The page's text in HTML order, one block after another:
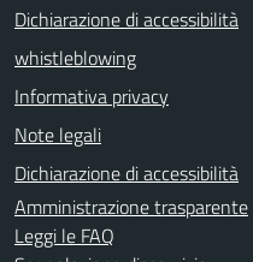
Dichiarazione di accessibilità
whistleblowing
Informativa privacy
Note legali
Dichiarazione di accessibilità
Amministrazione trasparente
Leggi le FAQ